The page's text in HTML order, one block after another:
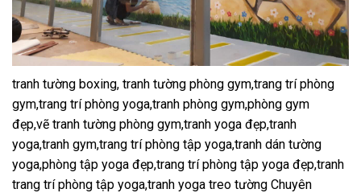
tranh tường boxing, tranh tường phòng gym,trang trí phòng
gym,trang trí phòng yoga,tranh phòng gym,phòng gym
đẹp,vẽ tranh tường phòng gym,tranh yoga đẹp,tranh
yoga,tranh gym,trang trí phòng tập yoga,tranh dán tường
yoga,phòng tập yoga đẹp,trang trí phòng tập yoga đẹp,tranh
trang trí phòng tập yoga,tranh yoga treo tường Chuyên